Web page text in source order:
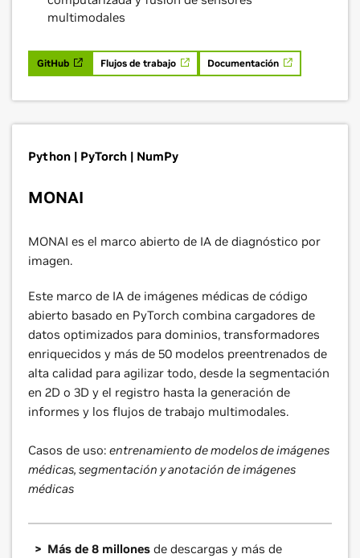
multimodales
GitHub Flujos de trabajo Documentación
Python | PyTorch | NumPy
MONAI
MONAI es el marco abierto de IA de diagnóstico por
imagen.
Este marco de IA de imágenes médicas de código
abierto basado en PyTorch combina cargadores de
datos optimizados para dominios, transformadores
enriquecidos y más de 50 modelos preentrenados de
alta calidad para agilizar todo, desde la segmentación
en 2D o 3D y el registro hasta la generación de
informes y los flujos de trabajo multimodales.
Casos de uso: entrenamiento de modelos de imágenes
médicas, segmentación y anotación de imágenes
médicas
Más de 8 millones de descargas y más de